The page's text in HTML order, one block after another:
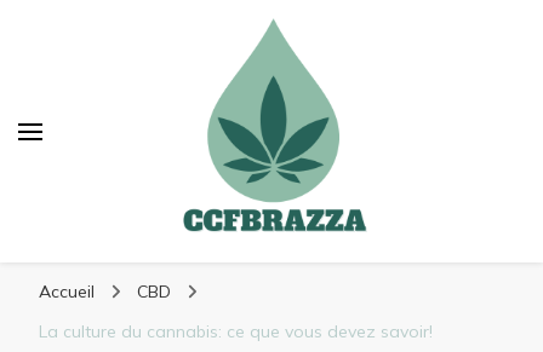
Accueil
CBD
La culture du cannabis: ce que vous devez savoir!